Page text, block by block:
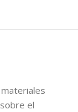
el